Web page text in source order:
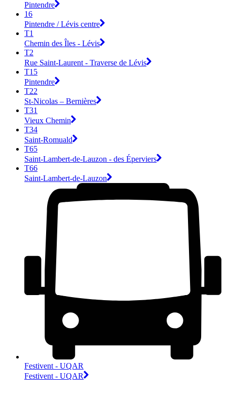
Pintendre
16
Pintendre / Lévis centre
T1
Chemin des Îles - Lévis
T2
Rue Saint-Laurent - Traverse de Lévis
T15
Pintendre
T22
St-Nicolas – Bernières
T31
Vieux Chemin
T34
Saint-Romuald
T65
Saint-Lambert-de-Lauzon - des Éperviers
T66
Saint-Lambert-de-Lauzon
Festivent - UQAR
Festivent - UQAR